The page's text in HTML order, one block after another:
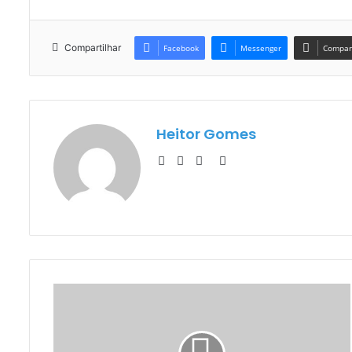
Compartilhar Facebook Messenger
Heitor Gomes
WebsiteFacebook
YouTube
Instagram